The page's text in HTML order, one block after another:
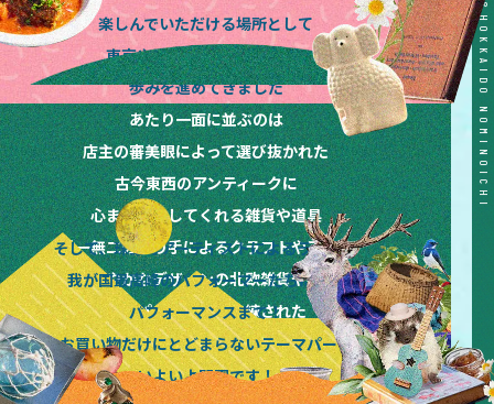
楽しんでいただける場所として
東京や関西、東海や北海道と
歩みを進めてきました
あたり一面に並ぶのは
店主の審美眼によって選び抜かれた
古今東西のアンティークに
心まで満たしてくれる雑貨や道具
唯一無二の作り手によるクラフトやアート
晴れやかなデザインの北欧雑貨や花々
味もパッケージも洗練された
絶品フードやドリンクなど
そして、珠玉のアーティストによるライブと
我が国最高峰のパフォーマーたちによる
パフォーマンスまで！
お買い物だけにとどまらないテーマパーク
いよいよ開園です！